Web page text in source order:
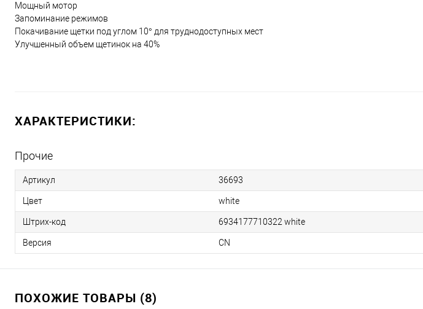
Мощный мотор
Запоминание режимов
Покачивание щетки под углом 10° для труднодоступных мест
Улучшенный объем щетинок на 40%
ХАРАКТЕРИСТИКИ:
Прочие
Артикул 36693
Цвет white
Штрих-код 6934177710322 white
Версия CN
ПОХОЖИЕ ТОВАРЫ (8)